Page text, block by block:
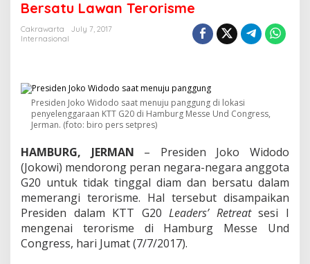
s
i
k
o
w
i
r
o
n
g
g
a
Bersatu Lawan Terorisme
Cakrawarta
July 7, 2017
Internasional
Presiden Joko Widodo saat menuju panggung di lokasi
penyelenggaraan KTT G20 di Hamburg Messe Und Congress,
Jerman. (foto: biro pers setpres)
HAMBURG, JERMAN – Presiden Joko Widodo
(Jokowi) mendorong peran negara-negara anggota
G20 untuk tidak tinggal diam dan bersatu dalam
memerangi terorisme. Hal tersebut disampaikan
Presiden dalam KTT G20Leaders’ Retreatsesi I
mengenai terorisme di Hamburg Messe Und
Congress, hari Jumat (7/7/2017).